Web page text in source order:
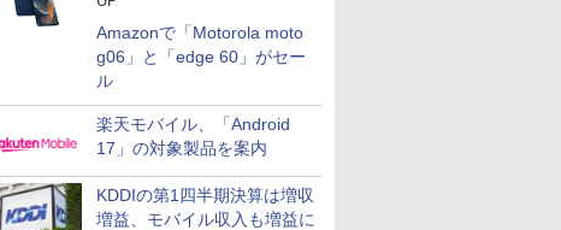
Amazonで「Motorola moto
g06」と「edge 60」がセー
ル
楽天モバイル、「Android
17」の対象製品を案内
KDDIの第1四半期決算は増収
増益、モバイル収入も増益に